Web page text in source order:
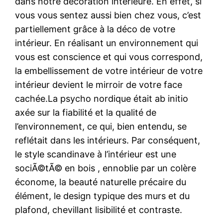
vous vous sentez aussi bien chez vous, c’est
partiellement grâce à la déco de votre
intérieur. En réalisant un environnement qui
vous est conscience et qui vous correspond,
la embellissement de votre intérieur de votre
intérieur devient le mirroir de votre face
cachée.La psycho nordique était ab initio
axée sur la fiabilité et la qualité de
l’environnement, ce qui, bien entendu, se
reflétait dans les intérieurs. Par conséquent,
le style scandinave à l’intérieur est une
sociÃ©tÃ© en bois , ennoblie par un colère
économe, la beauté naturelle précaire du
élément, le design typique des murs et du
plafond, chevillant lisibilité et contraste.